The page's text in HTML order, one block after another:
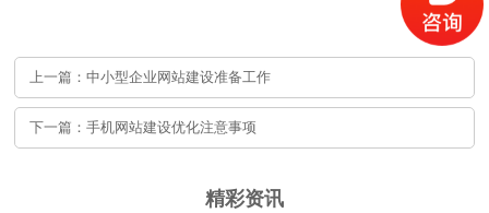
上一篇：中小型企业网站建设准备工作
下一篇：手机网站建设优化注意事项
精彩资讯